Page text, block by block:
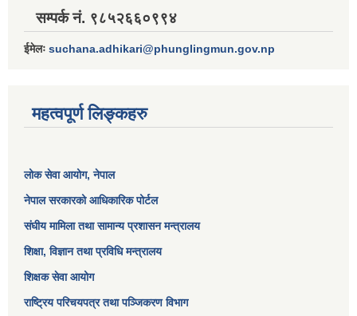
सम्पर्क नं. ९८५२६६०९९४
ईमेलः suchana.adhikari@phunglingmun.gov.np
महत्वपूर्ण लिङ्कहरु
लोक सेवा आयोग, नेपाल
नेपाल सरकारको आधिकारिक पोर्टल
संघीय मामिला तथा सामान्य प्रशासन मन्त्रालय
शिक्षा, विज्ञान तथा प्रविधि मन्त्रालय
शिक्षक सेवा आयोग
राष्ट्रिय परिचयपत्र तथा पञ्जिकरण विभाग